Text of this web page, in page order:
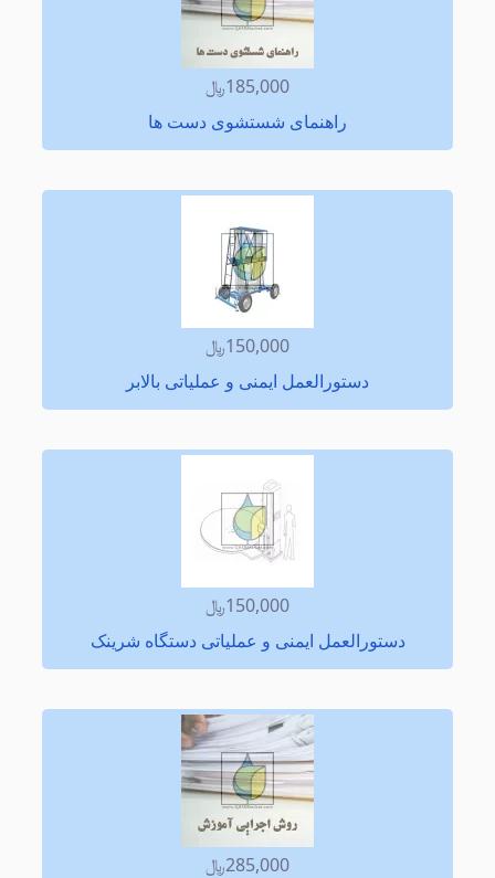
185,000﷼
راهنمای شستشوی دست ها
150,000﷼
دستورالعمل ایمنی و عملیاتی بالابر
150,000﷼
دستورالعمل ایمنی و عملیاتی دستگاه شرینک
285,000﷼